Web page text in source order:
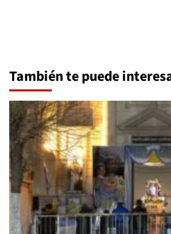
También te puede